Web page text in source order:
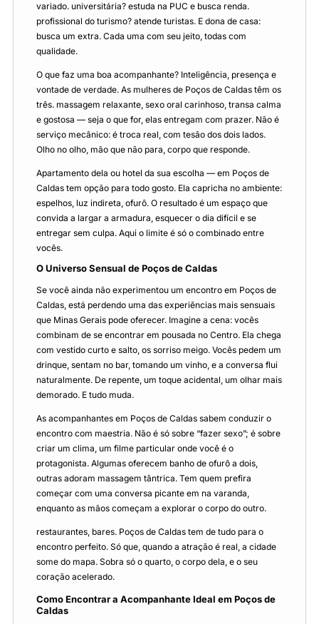
variado. universitária? estuda na PUC e busca renda.
profissional do turismo? atende turistas. E dona de casa:
busca um extra. Cada uma com seu jeito, todas com
qualidade.
O que faz uma boa acompanhante? Inteligência, presença e
vontade de verdade. As mulheres de Poços de Caldas têm os
três. massagem relaxante, sexo oral carinhoso, transa calma
e gostosa — seja o que for, elas entregam com prazer. Não é
serviço mecânico: é troca real, com tesão dos dois lados.
Olho no olho, mão que não para, corpo que responde.
Apartamento dela ou hotel da sua escolha — em Poços de
Caldas tem opção para todo gosto. Ela capricha no ambiente:
espelhos, luz indireta, ofurô. O resultado é um espaço que
convida a largar a armadura, esquecer o dia difícil e se
entregar sem culpa. Aqui o limite é só o combinado entre
vocês.
O Universo Sensual de Poços de Caldas
Se você ainda não experimentou um encontro em Poços de
Caldas, está perdendo uma das experiências mais sensuais
que Minas Gerais pode oferecer. Imagine a cena: vocês
combinam de se encontrar em pousada no Centro. Ela chega
com vestido curto e salto, os sorriso meigo. Vocês pedem um
drinque, sentam no bar, tomando um vinho, e a conversa flui
naturalmente. De repente, um toque acidental, um olhar mais
demorado. E tudo muda.
As acompanhantes em Poços de Caldas sabem conduzir o
encontro com maestria. Não é só sobre “fazer sexo”; é sobre
criar um clima, um filme particular onde você é o
protagonista. Algumas oferecem banho de ofurô a dois,
outras adoram massagem tântrica. Tem quem prefira
começar com uma conversa picante em na varanda,
enquanto as mãos começam a explorar o corpo do outro.
restaurantes, bares. Poços de Caldas tem de tudo para o
encontro perfeito. Só que, quando a atração é real, a cidade
some do mapa. Sobra só o quarto, o corpo dela, e o seu
coração acelerado.
Como Encontrar a Acompanhante Ideal em Poços de
Caldas